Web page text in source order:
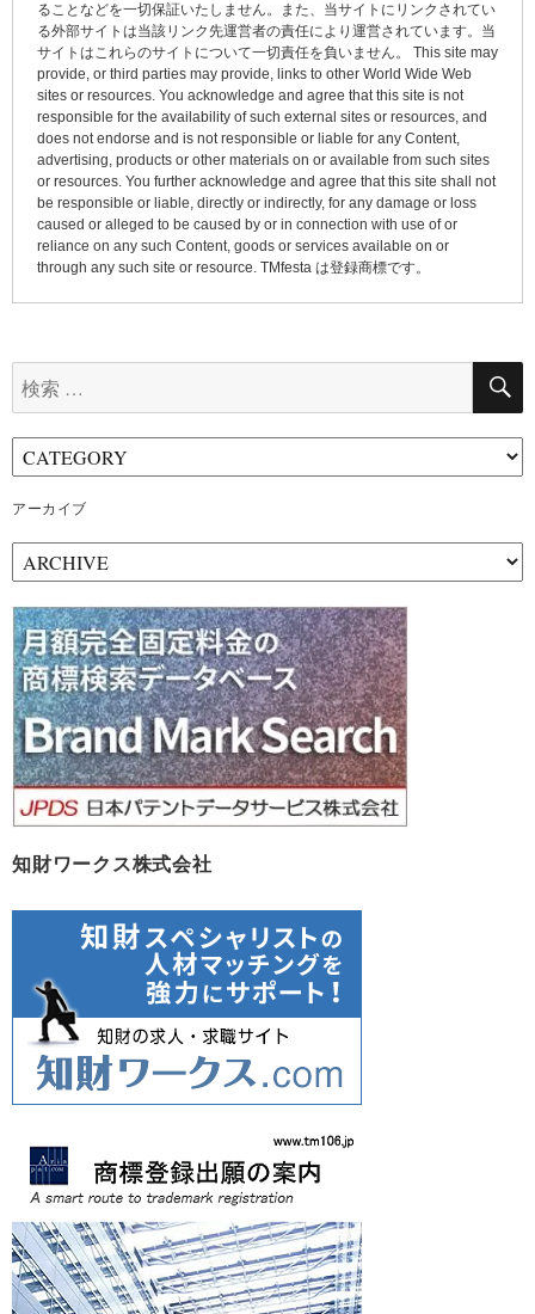
ることなどを一切保証いたしません。また、当サイトにリンクされてい
る外部サイトは当該リンク先運営者の責任により運営されています。当
サイトはこれらのサイトについて一切責任を負いません。 This site may
provide, or third parties may provide, links to other World Wide Web
sites or resources. You acknowledge and agree that this site is not
responsible for the availability of such external sites or resources, and
does not endorse and is not responsible or liable for any Content,
advertising, products or other materials on or available from such sites
or resources. You further acknowledge and agree that this site shall not
be responsible or liable, directly or indirectly, for any damage or loss
caused or alleged to be caused by or in connection with use of or
reliance on any such Content, goods or services available on or
through any such site or resource. TMfesta は登録商標です。
索:
アーカイブ
ー
カ
イ
ブ
知財ワークス株式会社